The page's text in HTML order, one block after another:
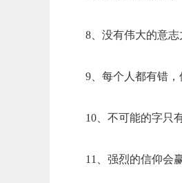
8、没有伟大的意
9、每个人都有错
10、不可能的字只
11、强烈的信仰会